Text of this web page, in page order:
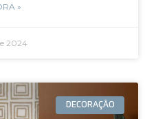
»
2024
DECORAÇÃO